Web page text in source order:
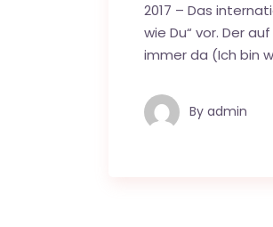
2017 – Das
wie Du“ vor. Der
immer da (Ich bin
By admin